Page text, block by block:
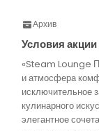
Архив
Условия акции
«Steam Lounge
и атмосфера
исключительное
кулинарного
элегантное